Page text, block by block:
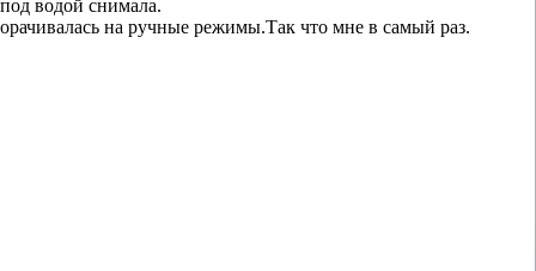
водой снимала.
на ручные режимы.Так что мне в самый раз.